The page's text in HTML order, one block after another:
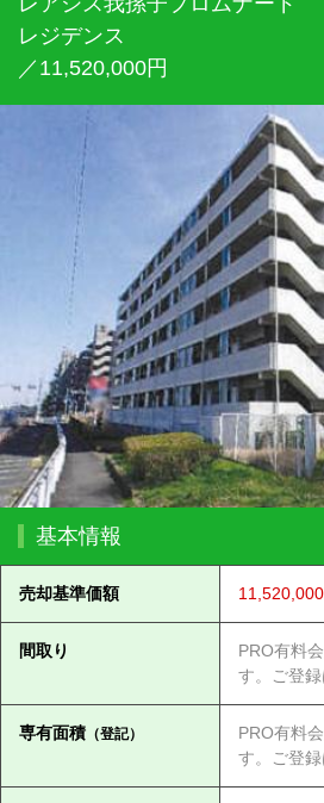
レジデンス
／11,520,000円
基本情報
売却基準価額 11,520,000
間取り
PRO有料
す。ご登録
専有面積（登記）
PRO有料
す。ご登録